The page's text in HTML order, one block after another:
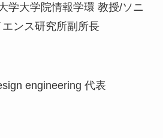
大学院情報学環 教授/ソニ
ンス研究所副所長
engineering 代表